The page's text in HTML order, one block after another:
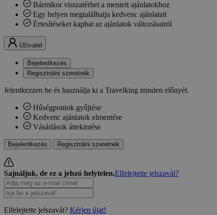
Bármikor visszatérhet a mentett ajánlatokhoz
Egy helyen megtalálhatja kedvenc ajánlatait
Értesítéseket kaphat az ajánlatok változásairól
Uživatel
Bejelentkezés
Regisztrálni szeretnék
Jelentkezzen be és használja ki a Travelking minden előnyét.
Hűségpontok gyűjtése
Kedvenc ajánlatok elmentése
Vásárlások áttekintése
Bejelentkezés Regisztrálni szeretnék
Sajnáljuk, de ez a jelszó helytelen.Elfelejtette jelszavát?
Elfelejtette jelszavát? Kérjen újat!